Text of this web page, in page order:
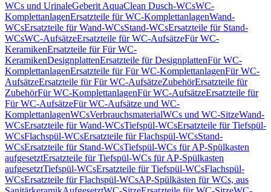
WCs und UrinaleGeberit AquaClean Dusch-WCsWC-
KomplettanlagenErsatzteile für WC-KomplettanlagenWand-
WCsErsatzteile für Wand-WCsStand-WCsErsatzteile für Stand-
WCsWC-AufsätzeErsatzteile für WC-AufsätzeFür WC-
KeramikenErsatzteile für Für WC-
KeramikenDesignplattenErsatzteile für DesignplattenFür WC-
KomplettanlagenErsatzteile für Für WC-KomplettanlagenFür WC-
AufsätzeErsatzteile für Für WC-AufsätzeZubehörErsatzteile für
ZubehörFür WC-KomplettanlagenFür WC-AufsätzeErsatzteile für
Für WC-AufsätzeFür WC-Aufsätze und WC-
KomplettanlagenWCsVerbrauchsmaterialWCs und WC-SitzeWand-
WCsErsatzteile für Wand-WCsTiefspül-WCsErsatzteile für Tiefspül-
WCsFlachspül-WCsErsatzteile für Flachspül-WCsStand-
WCsErsatzteile für Stand-WCsTiefspül-WCs für AP-Spülkasten
aufgesetztErsatzteile für Tiefspül-WCs für AP-Spülkasten
aufgesetztTiefspül-WCsErsatzteile für Tiefspül-WCsFlachspül-
WCsErsatzteile für Flachspül-WCsAP-Spülkästen für WCs, aus